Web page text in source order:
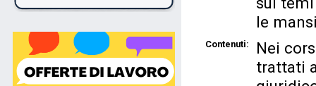
le
Contenuti:
Nei
trattati